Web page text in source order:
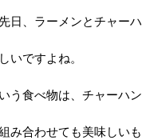
日、ラーメンとチャー
いですよね。
う食べ物は、チャーハン
み合わせても美味しい